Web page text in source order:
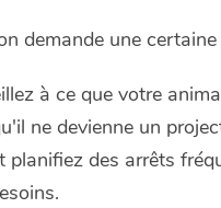
demande une
à ce que votre
ne devienne un
planifiez des arrêts